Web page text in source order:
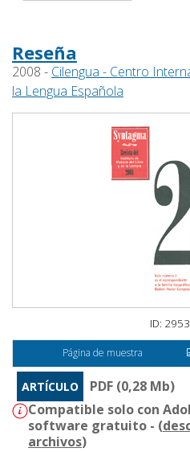
Reseña
2008 - Cilengua - Centro
la Lengua Española
ID:
Página de muestra
ARTÍCULO
PDF (0,28 Mb)
Compatible solo con
software gratuito - (
archivos)